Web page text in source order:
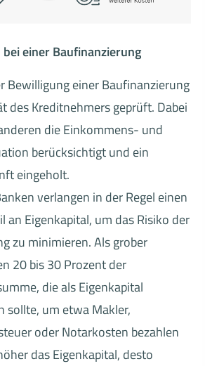
einer Baufinanzierung
Bewilligung einer Baufinanzierung
des Kreditnehmers geprüft. Dabei
die Einkommens- und
berücksichtigt und ein
eingeholt.
verlangen in der Regel einen
an Eigenkapital, um das Risiko der
zu minimieren. Als grober
20 bis 30 Prozent der
die als Eigenkapital
sollte, um etwa Makler,
oder Notarkosten bezahlen
das Eigenkapital, desto